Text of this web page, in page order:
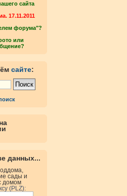
сайта
17.11.2011
форума"?
или
сайте:
данных...
сады и
домом
(PLZ):